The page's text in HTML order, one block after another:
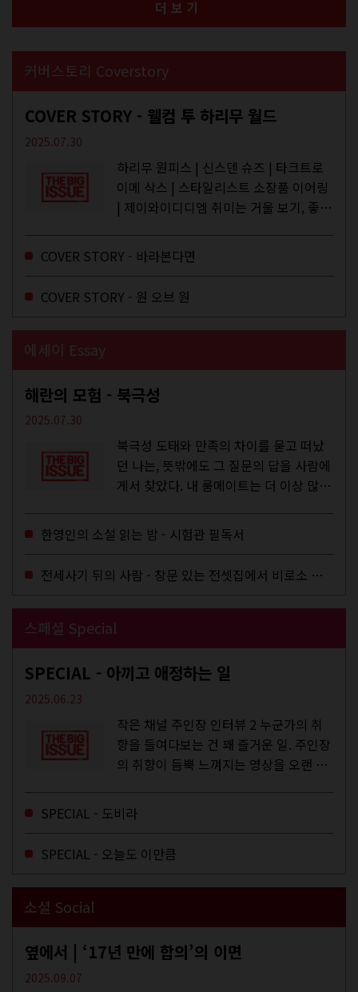
더보기
커버스토리 Coverstory
COVER STORY - 웰컴 투 하리무 월드
2025.07.30
하리무 원피스 | 신스덴 슈즈 | 타크트로
이메 삭스 | 스타일리스트 소장품 이어링
| 제이와이디디엠 취미는 거울 보기, 좋아
주와...
COVER STORY - 바라본다면
COVER STORY - 원 오브 원
에세이 Essay
해란의 모험 - 북극성
2025.07.30
북극성 도태와 만족의 차이를 묻고 떠났
던 나는, 뜻밖에도 그 질문의 답을 사람에
게서 찾았다. 내 룸메이트는 더 이상 많은
한영인의 소설 읽는 밤 - 시험관 필독서
전세사기 뒤의 사람 - 창문 있는 전셋집에서 비로소 겨울 이불을 샀다
스페셜 Special
SPECIAL - 아끼고 애정하는 일
2025.06.23
작은 채널 주인장 인터뷰 2 누군가의 취
향을 들여다보는 건 꽤 즐거운 일. 주인장
의 취향이 듬뿍 느껴지는 영상을 오랜 시
에 스며드는 경험을 하기도 한다. 좀처럼
듣지 않던 장르의 노래를...
SPECIAL - 도비라
SPECIAL - 오늘도 이만큼
소셜 Social
옆에서 | ‘17년 만에 합의’의 이면
2025.09.07